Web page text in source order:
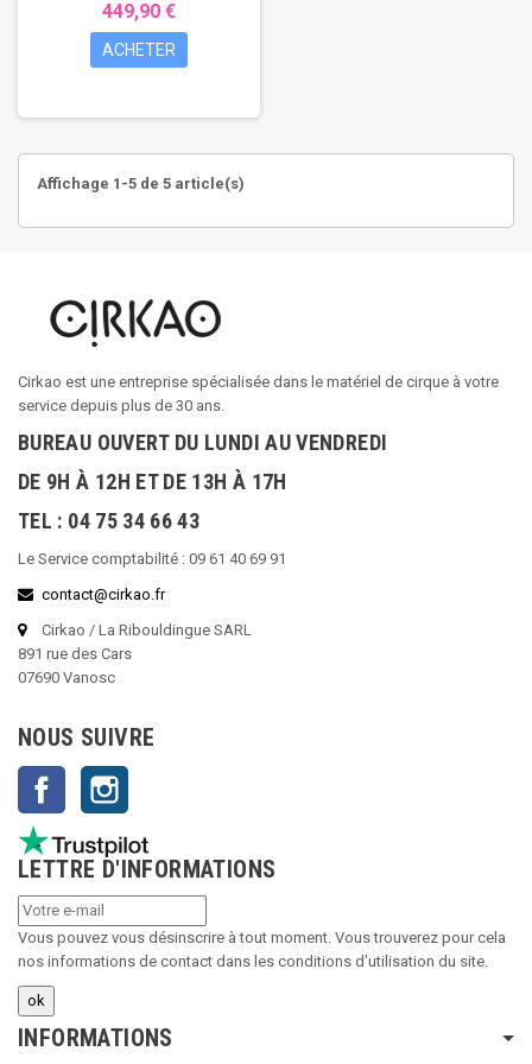
449,90 €
ACHETER
Affichage 1-5 de 5 article(s)
Cirkao est une entreprise spécialisée dans le matériel de cirque à votre
service depuis plus de 30 ans.
BUREAU OUVERT DU LUNDI AU VENDREDI
DE 9H À 12H ET DE 13H À 17H
TEL : 04 75 34 66 43
Le Service comptabilité : 09 61 40 69 91
contact@cirkao.fr
Cirkao / La Ribouldingue SARL
891 rue des Cars
07690 Vanosc
NOUS SUIVRE
Facebook
LETTRE D'INFORMATIONS
Vous pouvez vous désinscrire à tout moment. Vous trouverez pour cela
nos informations de contact dans les conditions d'utilisation du site.
INFORMATIONS